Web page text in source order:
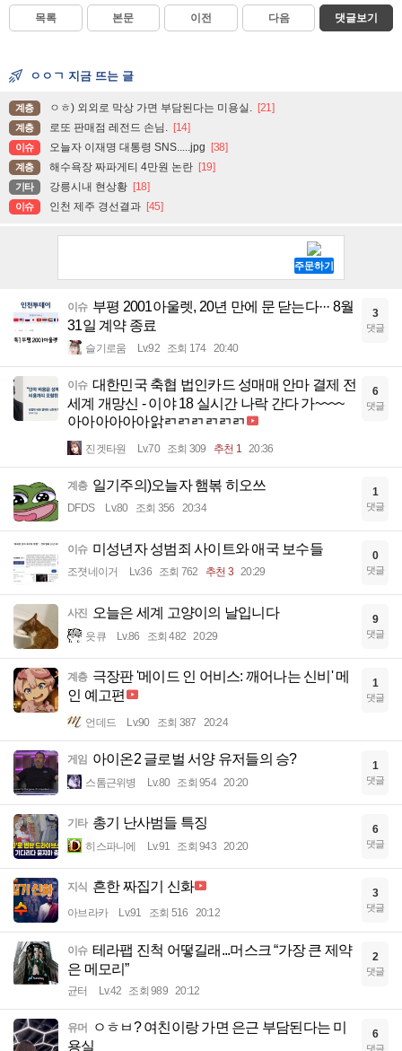
목록 본문 이전 다음 댓글보기
ㅇㅇㄱ 지금 뜨는 글
계층 ㅇㅎ) 외외로 막상 가면 부담된다는 미용실. [21]
계층 로또 판매점 레전드 손님. [14]
이슈 오늘자 이재명 대통령 SNS.....jpg [38]
계층 해수욕장 짜파게티 4만원 논란 [19]
기타 강릉시내 현상황 [18]
이슈 인천 제주 경선결과 [45]
이슈 부평 2001아울렛, 20년 만에 문 닫는다··· 8월
31일 계약 종료
슬기로움 Lv.92 조회 174 20:40
3
댓글
이슈 대한민국 축협 법인카드 성매매 안마 결제 전
세계 개망신 - 이야 18 실시간 나락 간다 가~~~~
아아아아아아앍ㄺㄺㄺㄺㄺㄺ
진겟타원 Lv.70 조회 309 추천 1 20:36
6
댓글
계층 일기주의)오늘자 햄볶 히오쓰
DFDS Lv.80 조회 356 20:34
1
댓글
이슈 미성년자 성범죄 사이트와 애국 보수들
조졋네이거 Lv.36 조회 762 추천 3 20:29
0
댓글
사진 오늘은 세계 고양이의 날입니다
읏큐 Lv.86 조회 482 20:29
9
댓글
계층 극장판 '메이드 인 어비스: 깨어나는 신비' 메
인 예고편
언데드 Lv.90 조회 387 20:24
1
댓글
게임 아이온2 글로벌 서양 유저들의 승?
스톰근위병 Lv.80 조회 954 20:20
1
댓글
기타 총기 난사범들 특징
히스파니에 Lv.91 조회 943 20:20
6
댓글
지식 흔한 짜집기 신화
아브라카 Lv.91 조회 516 20:12
3
댓글
이슈 테라팹 진척 어떻길래...머스크 “가장 큰 제약
은 메모리”
균터 Lv.42 조회 989 20:12
2
댓글
유머
ㅇㅎㅂ? 여친이랑 가면 은근 부담된다는 미
용실
6
댓글